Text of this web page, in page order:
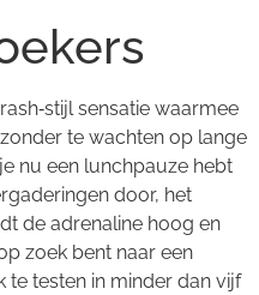
sensatie waarmee
te wachten op lange
nu een lunchpauze hebt
door, het
de adrenaline hoog en
zoek bent naar een
te testen in minder dan vijf